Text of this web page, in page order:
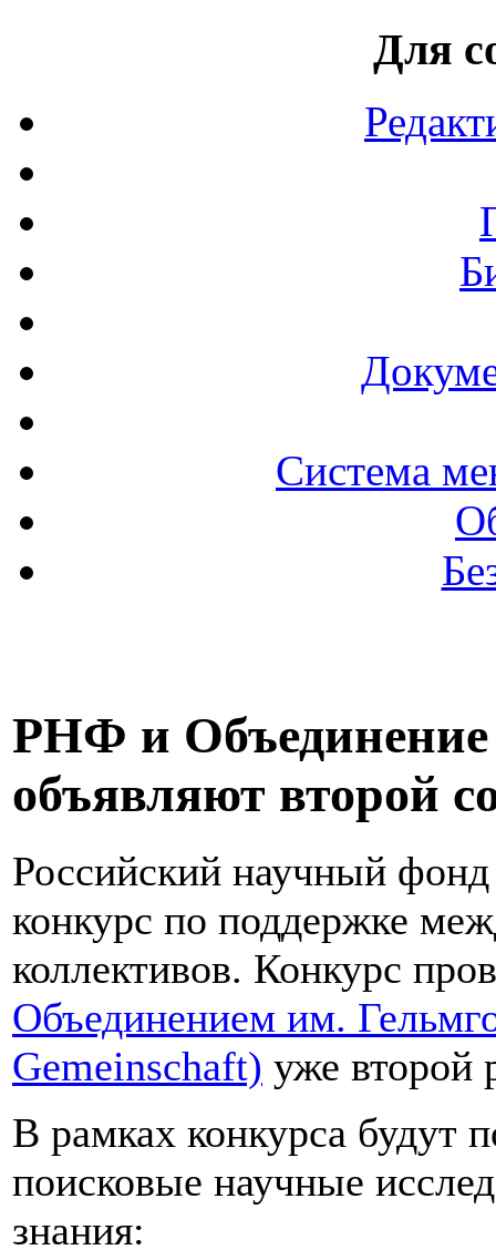
Для
Система
РНФ и Объединение
объявляют второй
Российский научный
конкурс по поддержке
коллективов. Конкурс
Объединением им.
Gemeinschaft) уже второй
В рамках конкурса будут
поисковые научные
знания: